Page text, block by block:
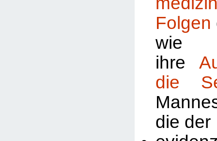
Folgen
ihre
die
die der